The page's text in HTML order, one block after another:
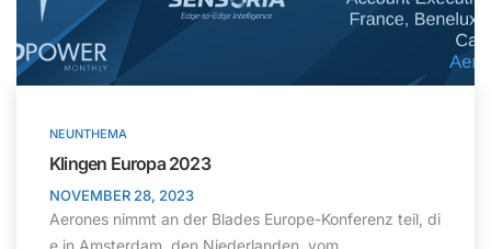
NEUNTHEMA
Klingen Europa 2023
NOVEMBER 28, 2023
Aerones nimmt an der Blades Europe-Konferenz teil, di
e in Amsterdam, den Niederlanden, vom...